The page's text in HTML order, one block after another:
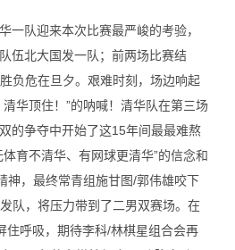
一队迎来本次比赛最严峻的考验，
伍北大国发一队；前两场比赛结
负危在旦夕。艰难时刻，场边响起
华顶住！”的呐喊！清华队在第三场
的争夺中开始了这15年间最最难熬
育不清华、有网球更清华”的信念和
神，最终常青组施甘图/郭伟雄咬下
队，将压力带到了二男双赛场。在
住呼吸，期待李科/林棋星组合会再